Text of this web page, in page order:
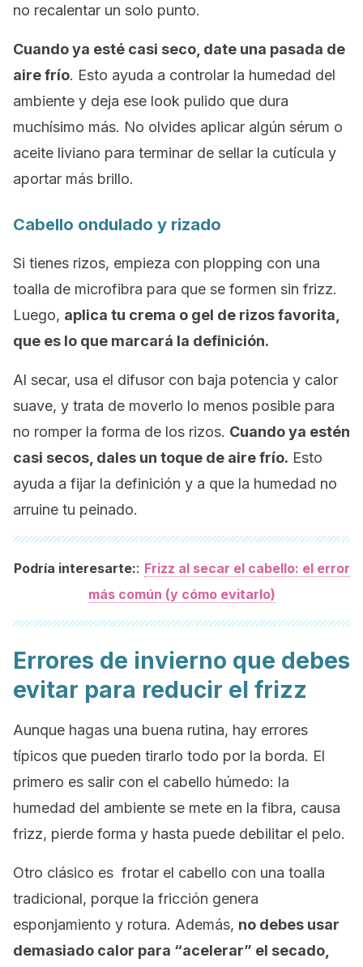
no recalentar un solo punto.
Cuando ya esté casi seco, date una pasada de
aire frío. Esto ayuda a controlar la humedad del
ambiente y deja ese look pulido que dura
muchísimo más. No olvides aplicar algún sérum o
aceite liviano para terminar de sellar la cutícula y
aportar más brillo.
Cabello ondulado y rizado
Si tienes rizos, empieza con plopping con una
toalla de microfibra para que se formen sin frizz.
Luego, aplica tu crema o gel de rizos favorita,
que es lo que marcará la definición.
Al secar, usa el difusor con baja potencia y calor
suave, y trata de moverlo lo menos posible para
no romper la forma de los rizos. Cuando ya estén
casi secos, dales un toque de aire frío. Esto
ayuda a fijar la definición y a que la humedad no
arruine tu peinado.
Podría interesarte:: Frizz al secar el cabello: el error
más común (y cómo evitarlo)
Errores de invierno que debes
evitar para reducir el frizz
Aunque hagas una buena rutina, hay errores
típicos que pueden tirarlo todo por la borda. El
primero es salir con el cabello húmedo: la
humedad del ambiente se mete en la fibra, causa
frizz, pierde forma y hasta puede debilitar el pelo.
Otro clásico es frotar el cabello con una toalla
tradicional, porque la fricción genera
esponjamiento y rotura. Además, no debes usar
demasiado calor para “acelerar” el secado,